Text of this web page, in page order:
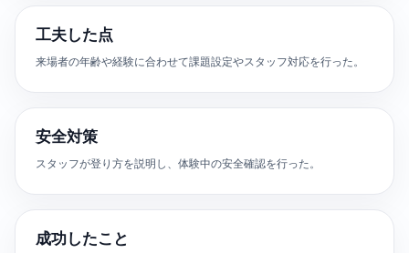
工夫した点
来場者の年齢や経験に合わせて課題設定やスタッフ対応を行った。
安全対策
スタッフが登り方を説明し、体験中の安全確認を行った。
成功したこと